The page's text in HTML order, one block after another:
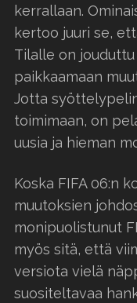
kerrallaan.
kertoo juuri se,
Tilalle on
paikkaamaan
Jotta
toimimaan, on
uusia ja hieman
Koska FIFA 06:n
muutoksien
monipuolistunut
myös sitä, että
versiota vielä
suositeltavaa